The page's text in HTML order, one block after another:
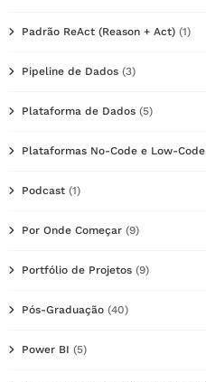
Padrão ReAct (Reason + Act) (1)
Pipeline de Dados (3)
Plataforma de Dados (5)
Plataformas No-Code e Low-Code
Podcast (1)
Por Onde Começar (9)
Portfólio de Projetos (9)
Pós-Graduação (40)
Power BI (5)